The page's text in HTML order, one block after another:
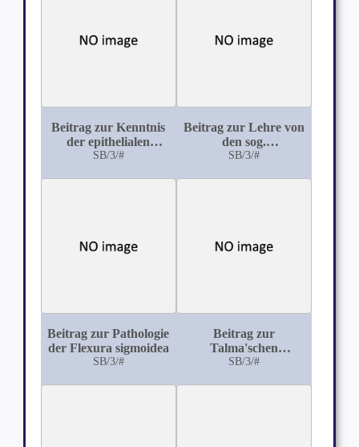
Beitrag zur Kenntnis
der epithelialen
Auskleidung des
SB/3/#
Beitrag zur Lehre von
den sog.
Puerperalpsychosen
SB/3/#
Beitrag zur Pathologie
der Flexura sigmoidea
SB/3/#
Beitrag zur
Talma'schen
Operation
SB/3/#